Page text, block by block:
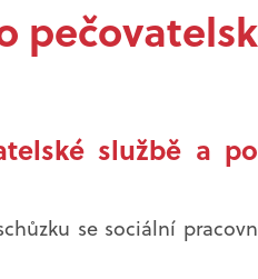
službě a
se sociální